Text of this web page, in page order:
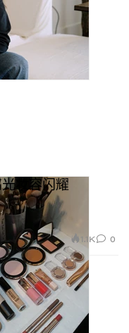
妆容闪耀
1.1K 0